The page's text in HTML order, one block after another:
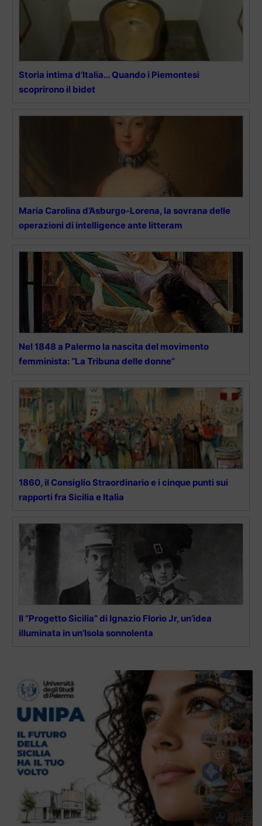
Storia intima d’Italia… Quando i Piemontesi
scoprirono il bidet
Maria Carolina d’Asburgo-Lorena, la sovrana delle
operazioni di intelligence ante litteram
Nel 1848 a Palermo la nascita del movimento
femminista: “La Tribuna delle donne”
1860, il Consiglio Straordinario e i cinque punti sui
rapporti fra Sicilia e Italia
Il “Progetto Sicilia” di Ignazio Florio Jr, un’idea
illuminata in un’Isola sonnolenta